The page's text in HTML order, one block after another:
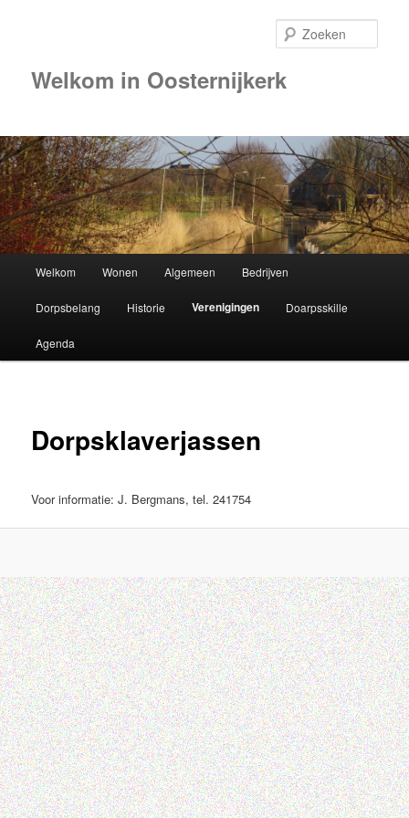
Welkom in Oosternijkerk
Spring
naar
de
inhoud
Welkom Wonen Algemeen Bedrijven
Dorpsbelang Historie Verenigingen Doarpsskille
Agenda
Dorpsklaverjassen
Voor informatie: J. Bergmans, tel. 241754